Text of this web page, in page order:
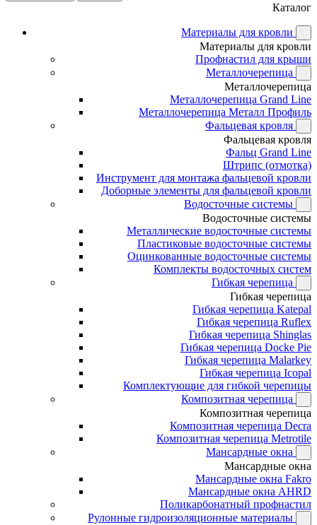
Каталог
Материалы для кровли
Материалы для кровли
Профнастил для крыши
Металлочерепица
Металлочерепица
Металлочерепица Grand Line
Металлочерепица Металл Профиль
Фальцевая кровля
Фальцевая кровля
Фальц Grand Line
Штрипс (отмотка)
Инструмент для монтажа фальцевой кровли
Доборные элементы для фальцевой кровли
Водосточные системы
Водосточные системы
Металлические водосточные системы
Пластиковые водосточные системы
Оцинкованные водосточные системы
Комплекты водосточных систем
Гибкая черепица
Гибкая черепица
Гибкая черепица Katepal
Гибкая черепица Ruflex
Гибкая черепица Shinglas
Гибкая черепица Docke Pie
Гибкая черепица Malarkey
Гибкая черепица Icopal
Комплектующие для гибкой черепицы
Композитная черепица
Композитная черепица
Композитная черепица Decra
Композитная черепица Metrotile
Мансардные окна
Мансардные окна
Мансардные окна Fakro
Мансардные окна AHRD
Поликарбонатный профнастил
Рулонные гидроизоляционные материалы